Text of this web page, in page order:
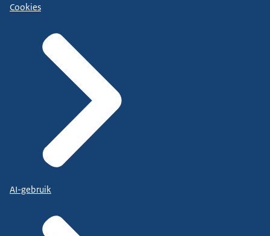
Cookies
AI-gebruik